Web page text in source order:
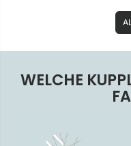
WELCHE